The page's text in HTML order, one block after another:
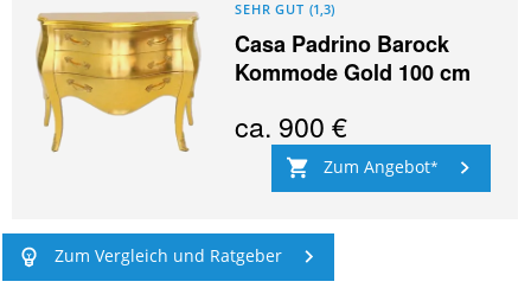
SEHR GUT (1,3)
Casa Padrino Barock
Kommode Gold 100 cm
ca. 900 €
Zum Angebot
Zum Vergleich und Ratgeber